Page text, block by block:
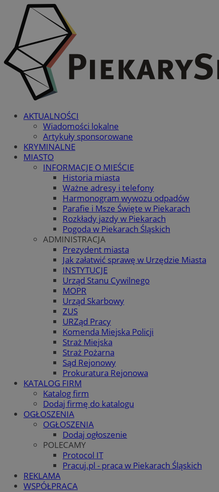
AKTUALNOŚCI
Wiadomości lokalne
Artykuły sponsorowane
KRYMINALNE
MIASTO
INFORMACJE O MIEŚCIE
Historia miasta
Ważne adresy i telefony
Harmonogram wywozu odpadów
Parafie i Msze Święte w Piekarach
Rozkłady jazdy w Piekarach
Pogoda w Piekarach Śląskich
ADMINISTRACJA
Prezydent miasta
Jak załatwić sprawę w Urzędzie Miasta
INSTYTUCJE
Urząd Stanu Cywilnego
MOPR
Urząd Skarbowy
ZUS
URZąd Pracy
Komenda Miejska Policji
Straż Miejska
Straż Pożarna
Sąd Rejonowy
Prokuratura Rejonowa
KATALOG FIRM
Katalog firm
Dodaj firmę do katalogu
OGŁOSZENIA
OGŁOSZENIA
Dodaj ogłoszenie
POLECAMY
Protocol IT
Pracuj.pl - praca w Piekarach Śląskich
REKLAMA
WSPÓŁPRACA